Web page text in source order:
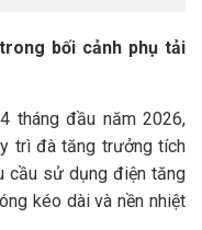
bối cảnh phụ tải
tháng đầu năm 2026,
trì đà tăng trưởng tích
cầu sử dụng điện tăng
kéo dài và nền nhiệt